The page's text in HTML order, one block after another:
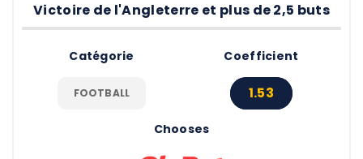
Victoire de l'Angleterre et plus de 2,5 buts
Catégorie
FOOTBALL
Coefficient
1.53
Chooses